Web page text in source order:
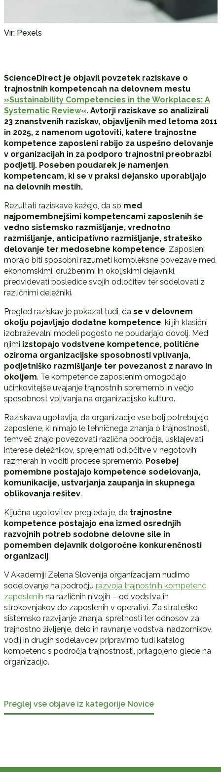
Vir: Pexels
ScienceDirect je objavil povzetek raziskave o
trajnostnih kompetencah na delovnem mestu
»Sustainability Competencies in the Workplaces: A
Systematic Review«. Avtorji raziskave so analizirali
23 znanstvenih raziskav, objavljenih med letoma 2011
in 2025, z namenom ugotoviti, katere trajnostne
kompetence zaposleni rabijo za uspešno delovanje
v organizacijah in za podporo trajnostni preobrazbi
podjetij. Poseben poudarek je namenjen
kompetencam, ki se v praksi dejansko uporabljajo
na delovnih mestih.
Rezultati raziskave kažejo, da so med
najpomembnejšimi kompetencami zaposlenih še
vedno sistemsko razmišljanje, vrednotno
razmišljanje, anticipativno razmišljanje, strateško
delovanje ter medosebne kompetence. Zaposleni
morajo biti sposobni razumeti kompleksne povezave med
ekonomskimi, družbenimi in okoljskimi dejavniki,
predvidevati posledice svojih odločitev ter sodelovati z
različnimi deležniki.
Pregled raziskav je pokazal tudi, da se v delovnem
okolju pojavljajo dodatne kompetence, ki jih klasični
izobraževalni modeli pogosto ne poudarjajo dovolj. Med
njimi izstopajo vodstvene kompetence, politične
oziroma organizacijske sposobnosti vplivanja,
podjetniško razmišljanje ter povezanost z naravo in
okoljem. Te kompetence zaposlenim omogočajo
učinkovitejše uvajanje trajnostnih sprememb in večjo
sposobnost vplivanja na organizacijsko kulturo.
Raziskava ugotavlja, da organizacije vse bolj potrebujejo
zaposlene, ki nimajo le tehničnega znanja o trajnostnosti,
temveč znajo povezovati različna področja, usklajevati
interese deležnikov, sprejemati odločitve v negotovih
razmerah in voditi procese sprememb. Posebej
pomembne postajajo kompetence sodelovanja,
komunikacije, ustvarjanja zaupanja in skupnega
oblikovanja rešitev.
Ključna ugotovitev pregleda je, da trajnostne
kompetence postajajo ena izmed osrednjih
razvojnih potreb sodobne delovne sile in
pomemben dejavnik dolgoročne konkurenčnosti
organizacij.
V Akademiji Zelena Slovenija organizacijam nudimo
sodelovanje na področju razvoja trajnostnih kompetenc
zaposlenih na različnih nivojih – od vodstva in
strokovnjakov do zaposlenih v operativi. Za strateško
sistemsko razvijanje znanja, spretnosti ter odnosov za
trajnostno življenje, delo in ravnanje vodstva, nadzornikov,
vodij in drugih sodelavcev pripravimo tudi katalog
kompetenc s področja trajnostnosti, prilagojeno glede na
organizacijo.
Preglej vse objave iz kategorije Novice